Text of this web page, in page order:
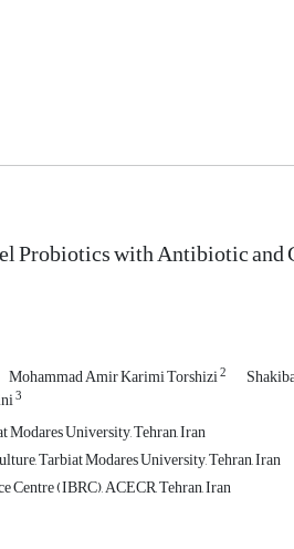
Probiotics with Antibiotic
Mohammad Amir Karimi Torshizi2
3
University, Tehran, Iran
Tarbiat Modares University, Tehran, Iran
(IBRC), ACECR, Tehran, Iran